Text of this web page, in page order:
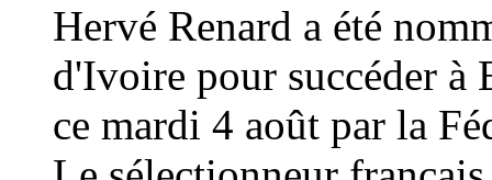
Hervé Renard a été
d'Ivoire pour succéder à
ce mardi 4 août par la